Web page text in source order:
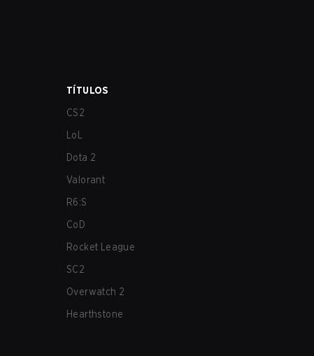
TÍTULOS
CS2
LoL
Dota 2
Valorant
R6:S
CoD
Rocket League
SC2
Overwatch 2
Hearthstone